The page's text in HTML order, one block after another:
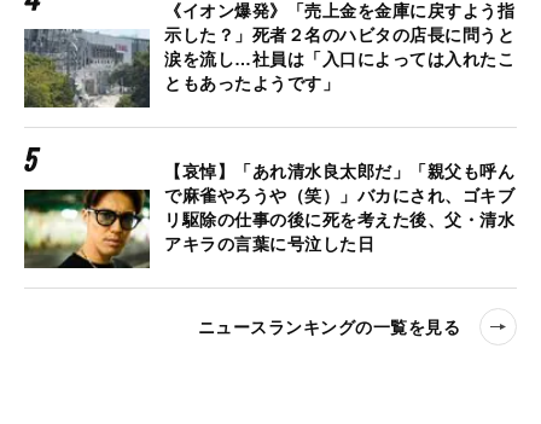
《イオン爆発》「売上金を金庫に戻すよう指
示した？」死者２名のハビタの店長に問うと
涙を流し…社員は「入口によっては入れたこ
ともあったようです」
【哀悼】「あれ清水良太郎だ」「親父も呼ん
で麻雀やろうや（笑）」バカにされ、ゴキブ
リ駆除の仕事の後に死を考えた後、父・清水
アキラの言葉に号泣した日
ニュースランキングの一覧を見る